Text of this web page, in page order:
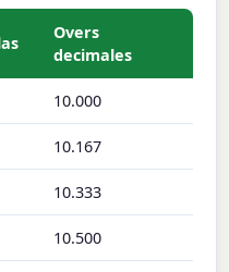
Overs
decimales
10.000
10.167
10.333
10.500